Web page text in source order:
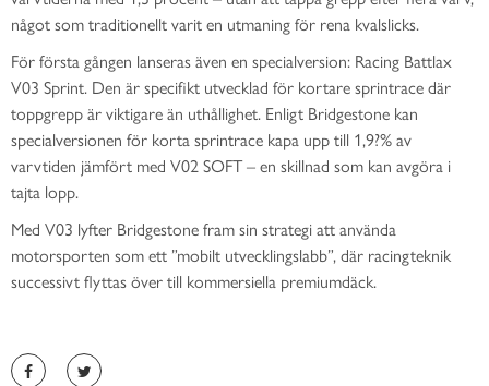
något som traditionellt varit en utmaning för rena kvalslicks.
För första gången lanseras även en specialversion: Racing Battlax
V03 Sprint. Den är specifikt utvecklad för kortare sprintrace där
toppgrepp är viktigare än uthållighet. Enligt Bridgestone kan
specialversionen för korta sprintrace kapa upp till 1,9?% av
varvtiden jämfört med V02 SOFT – en skillnad som kan avgöra i
tajta lopp.
Med V03 lyfter Bridgestone fram sin strategi att använda
motorsporten som ett ”mobilt utvecklingslabb”, där racingteknik
successivt flyttas över till kommersiella premiumdäck.